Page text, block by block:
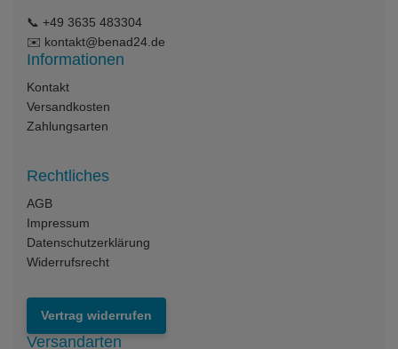
📞 +49 3635 483304
✉️ kontakt@benad24.de
Informationen
Kontakt
Versandkosten
Zahlungsarten
Rechtliches
AGB
Impressum
Datenschutzerklärung
Widerrufsrecht
Vertrag widerrufen
Versandarten